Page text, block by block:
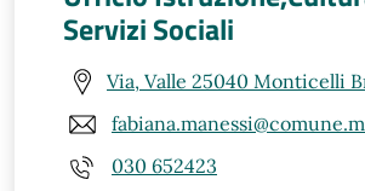
Servizi Sociali
Via, Valle 25040 Monticelli
030 652423